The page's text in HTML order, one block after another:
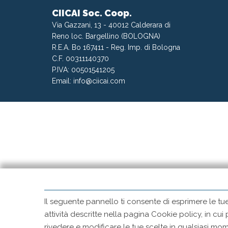
CIICAI Soc. Coop.
Via Gazzani, 13 - 40012 Calderara di
Reno loc. Bargellino (BOLOGNA)
R.E.A. Bo 167411 - Reg. Imp. di Bologna
C.F. 00311140370
P.IVA: 00501541205
Email: info@ciicai.com
Il seguente pannello ti consente di esprimere le
attività descritte nella pagina Cookie policy, in